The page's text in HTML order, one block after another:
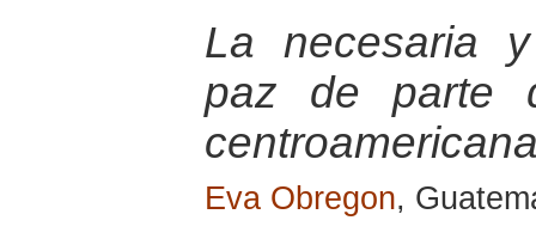
La necesaria
paz de parte
Eva Obregon,